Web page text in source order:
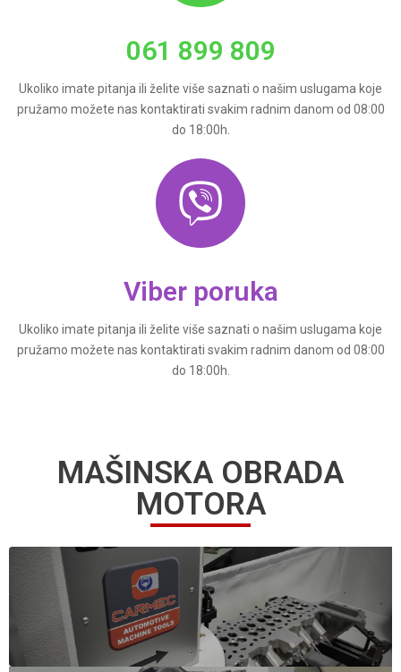
061 899 809
Ukoliko imate pitanja ili želite više saznati o našim uslugama koje
pružamo možete nas kontaktirati svakim radnim danom od 08:00
do 18:00h.
Viber poruka
Ukoliko imate pitanja ili želite više saznati o našim uslugama koje
pružamo možete nas kontaktirati svakim radnim danom od 08:00
do 18:00h.
MAŠINSKA OBRADA
MOTORA